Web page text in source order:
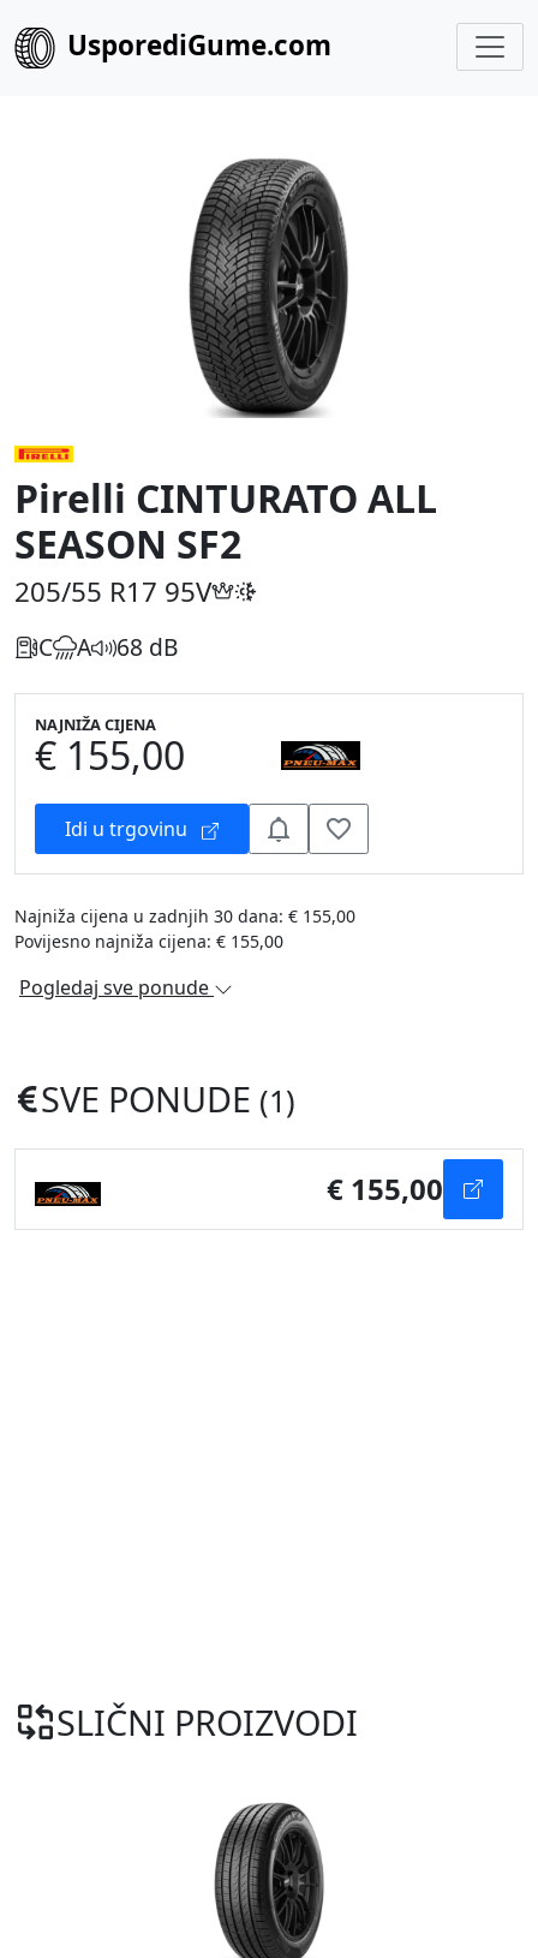
UsporediGume.com
Pirelli CINTURATO ALL
SEASON SF2
205/55 R17 95V
C A 68 dB
NAJNIŽA CIJENA
€ 155,00
Idi u trgovinu
Najniža cijena u zadnjih 30 dana: € 155,00
Povijesno najniža cijena: € 155,00
Pogledaj sve ponude
SVE PONUDE (1)
€ 155,00
SLIČNI PROIZVODI